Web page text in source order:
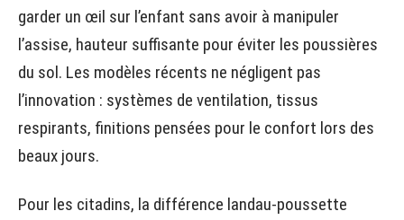
garder un œil sur l’enfant sans avoir à manipuler
l’assise, hauteur suffisante pour éviter les poussières
du sol. Les modèles récents ne négligent pas
l’innovation : systèmes de ventilation, tissus
respirants, finitions pensées pour le confort lors des
beaux jours.
Pour les citadins, la différence landau-poussette